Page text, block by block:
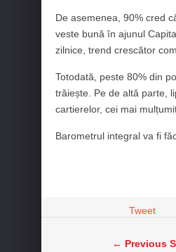
De asemenea, 90% cred
veste bună în ajunul
zilnice, trend crescător
Totodată, peste 80% din
trăiește. Pe de altă parte,
cartierelor, cei mai
Barometrul integral va fi
Tweet
← Previous